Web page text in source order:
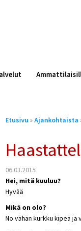
Olet
Etusivu » Ajankohtaista
06.03.2015
Hei, mitä kuuluu?
Hyvää
Mikä on olo?
No vähän kurkku kipeä ja